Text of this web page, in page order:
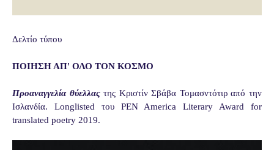
Δελτίο τύπου
ΠΟΙΗΣΗ ΑΠ' ΟΛΟ ΤΟΝ ΚΟΣΜΟ
Προαναγγελία θύελλαςτης Κριστίν Σβάβα Τομασντότιρ από την
Ισλανδία. Longlisted του PEN America Literary Award for
translated poetry 2019.